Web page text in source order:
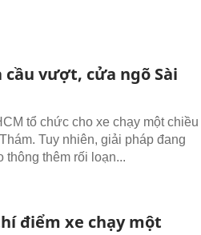
vượt, cửa ngõ Sài
tổ chức cho xe chạy một chiều
Tuy nhiên, giải pháp đang
thông thêm rối loạn...
điểm xe chạy một